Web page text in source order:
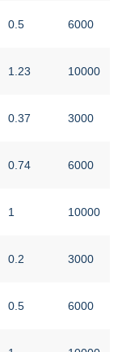
0.5 6000
1.23 10000
0.37 3000
0.74 6000
1 10000
0.2 3000
0.5 6000